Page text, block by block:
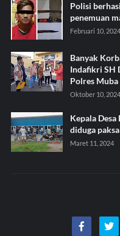
Polisi
penemuan
Februari 10, 2024
Banyak
Indafikri SH
Polres Muba
Oktober 10, 2024
Kepala
diduga
Maret 11, 2024